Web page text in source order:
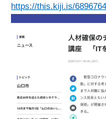
https://this.kiji.is/